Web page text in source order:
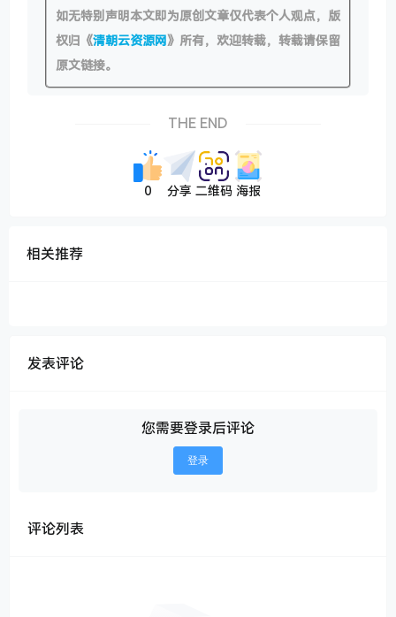
如无特别声明本文即为原创文章仅代表个人观点，版
权归《清朝云资源网》所有，欢迎转载，转载请保留
原文链接。
THE END
0 分享 二维码 海报
相关推荐
发表评论
您需要登录后评论
登录
评论列表